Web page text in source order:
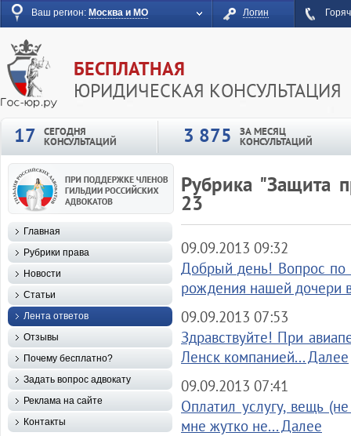
Ваш регион: Москва и МО Логин
БЕСПЛАТНАЯ
ЮРИДИЧЕСКАЯ КОНСУЛЬТАЦИЯ
17
СЕГОДНЯ
КОНСУЛЬТАЦИЙ 3 875 ЗА МЕСЯЦ
КОНСУЛЬТАЦИЙ
Рубрика "Защита
23
09.09.2013 09:32
Добрый день! Вопрос по
рождения нашей дочери
09.09.2013 07:53
Здравствуйте! При
Ленск компанией... Далее
09.09.2013 07:41
Оплатил услугу, вещь
мне жутко не... Далее
Главная
Рубрики права
Новости
Статьи
Лента ответов
Отзывы
Почему бесплатно?
Задать вопрос адвокату
Реклама на сайте
Контакты